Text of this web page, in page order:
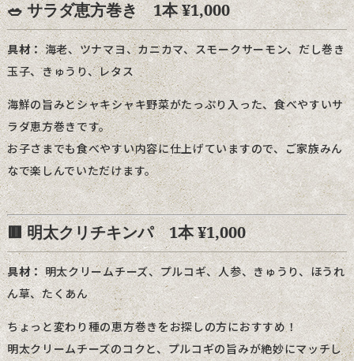
🥗 サラダ恵方巻き 1本 ¥1,000
具材：海老、ツナマヨ、カニカマ、スモークサーモン、だし巻き
玉子、きゅうり、レタス
海鮮の旨みとシャキシャキ野菜がたっぷり入った、食べやすいサ
ラダ恵方巻きです。
お子さまでも食べやすい内容に仕上げていますので、ご家族みん
なで楽しんでいただけます。
🟥 明太クリチキンパ 1本 ¥1,000
具材：明太クリームチーズ、プルコギ、人参、きゅうり、ほうれ
ん草、たくあん
ちょっと変わり種の恵方巻きをお探しの方におすすめ！
明太クリームチーズのコクと、プルコギの旨みが絶妙にマッチし